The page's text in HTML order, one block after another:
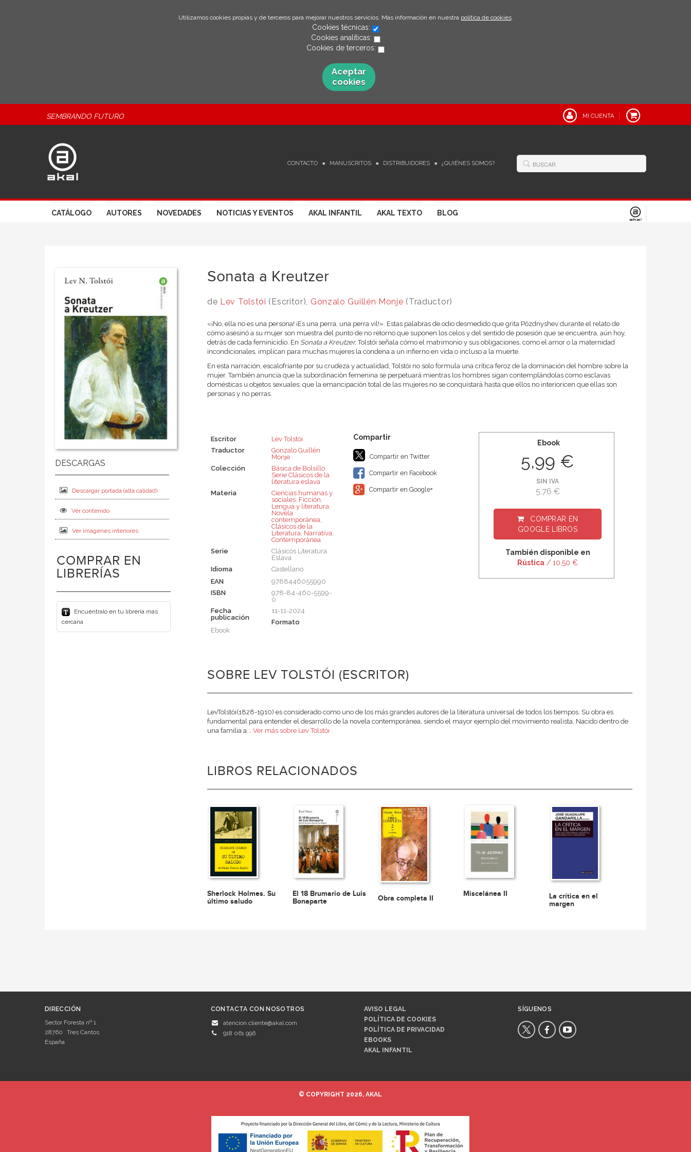
Utilizamos cookies propias y de terceros para mejorar nuestros servicios. Más información en nuestra política de cookies.
Cookies técnicas:
Cookies analíticas:
Cookies de terceros:
Aceptar
cookies
SEMBRANDO FUTURO MI CUENTA
CONTACTO MANUSCRITOS DISTRIBUIDORES ¿QUIÉNES SOMOS?
CATÁLOGO AUTORES NOVEDADES NOTICIAS Y EVENTOS AKAL INFANTIL AKAL TEXTO BLOG
Descargar portada (alta calidad)
Ver contenido
Ver imágenes interiores
COMPRAR EN
LIBRERÍAS
Encuéntralo en tu librería más
cercana
Sonata a Kreutzer
de Lev Tolstói (Escritor), Gonzalo Guillén Monje (Traductor)
«¡No, ella no es una persona! ¡Es una perra, una perra vil!». Estas palabras de odio desmedido que grita Pózdnyshev durante el relato de
cómo asesinó a su mujer son muestra del punto de no retorno que suponen los celos y del sentido de posesión que se encuentra, aún hoy,
detrás de cada feminicidio. En Sonata a Kreutzer, Tolstói señala cómo el matrimonio y sus obligaciones, como el amor o la maternidad
incondicionales, implican para muchas mujeres la condena a un infierno en vida o incluso a la muerte.
En esta narración, escalofriante por su crudeza y actualidad, Tolstói no solo formula una crítica feroz de la dominación del hombre sobre la
mujer. También anuncia que la subordinación femenina se perpetuará mientras los hombres sigan contemplándolas como esclavas
domésticas u objetos sexuales; que la emancipación total de las mujeres no se conquistará hasta que ellos no interioricen que ellas son
personas y no perras.
Escritor
Lev Tolstói
Traductor
Gonzalo Guillén
Monje
Colección
Básica de Bolsillo 
Serie Clásicos de la
literatura eslava
Materia
Ciencias humanas y
sociales, Ficción,
Lengua y literatura,
Novela
contemporánea,
Clásicos de la
Literatura, Narrativa,
Contemporánea
Serie
Clásicos Literatura
Eslava
Idioma
Castellano
EAN
9788446055990
ISBN
978-84-460-5599-
0
Fecha
publicación
11-11-2024
Formato
Ebook
Compartir en Twitter
Compartir en Facebook
Compartir en Google+
Ebook
5,99 €
SIN IVA
5,76 €
COMPRAR EN
GOOGLE LIBROS
También disponible en
Rústica / 10,50 €
SOBRE LEV TOLSTÓI (ESCRITOR)
LevTolstói(1828-1910) es considerado como uno de los más grandes autores de la literatura universal de todos los tiempos. Su obra es
fundamental para entender el desarrollo de la novela contemporánea, siendo el mayor ejemplo del movimiento realista. Nacido dentro de
una familia a... Ver más sobre Lev Tolstói
LIBROS RELACIONADOS
Sherlock Holmes. Su
último saludo
El 18 Brumario de Luis
Bonaparte
Obra completa II
Miscelánea II
La crítica en el
margen
DIRECCIÓN
Sector Foresta nº 1
28760
Tres Cantos
España
CONTACTA CON NOSOTROS
atencion.cliente@akal.com
918 061 996
AVISO LEGAL
POLÍTICA DE COOKIES
POLÍTICA DE PRIVACIDAD
EBOOKS
AKAL INFANTIL
SÍGUENOS
© COPYRIGHT 2026, AKAL